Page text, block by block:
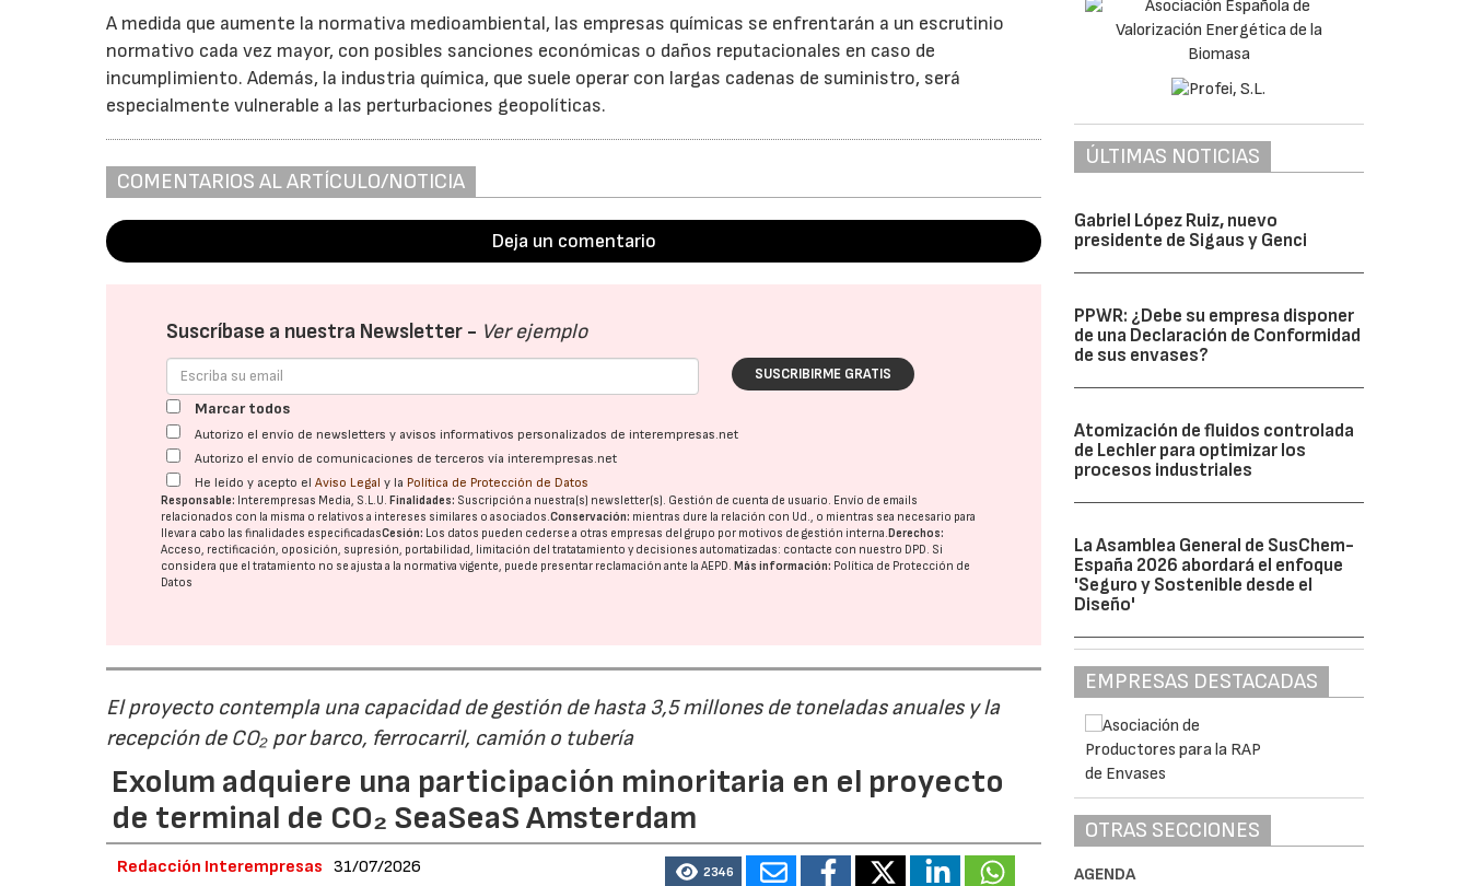
A medida que aumente la normativa medioambiental, las empresas químicas se enfrentarán a un escrutinio
normativo cada vez mayor, con posibles sanciones económicas o daños reputacionales en caso de
incumplimiento. Además, la industria química, que suele operar con largas cadenas de suministro, será
especialmente vulnerable a las perturbaciones geopolíticas.
COMENTARIOS AL ARTÍCULO/NOTICIA
Deja un comentario
Suscríbase a nuestra Newsletter - Ver ejemplo
SUSCRIBIRME GRATIS
Marcar todos
Autorizo el envío de newsletters y avisos informativos personalizados de interempresas.net
Autorizo el envío de comunicaciones de terceros vía interempresas.net
He leído y acepto elAviso Legal y la Política de Protección de Datos
Responsable: Interempresas Media, S.L.U.Finalidades: Suscripción a nuestra(s) newsletter(s). Gestión de cuenta de usuario. Envío de emails
relacionados con la misma o relativos a intereses similares o asociados.Conservación: mientras dure la relación con Ud., o mientras sea necesario para
llevar a cabo las finalidades especificadasCesión: Los datos pueden cederse a otras empresas del grupo por motivos de gestión interna.Derechos:
Acceso, rectificación, oposición, supresión, portabilidad, limitación del tratatamiento y decisiones automatizadas: contacte con nuestro DPD. Si
considera que el tratamiento no se ajusta a la normativa vigente, puede presentar reclamación ante laAEPD.Más información: Política de Protección de
Datos
El proyecto contempla una capacidad de gestión de hasta 3,5 millones de toneladas anuales y la
recepción de CO₂ por barco, ferrocarril, camión o tubería
Exolum adquiere una participación minoritaria en el proyecto
de terminal de CO₂ SeaSeaS Amsterdam
Redacción Interempresas 31/07/2026 2346
ÚLTIMAS NOTICIAS
Gabriel López Ruiz, nuevo
presidente de Sigaus y Genci
PPWR: ¿Debe su empresa disponer
de una Declaración de Conformidad
de sus envases?
Atomización de fluidos controlada
de Lechler para optimizar los
procesos industriales
La Asamblea General de SusChem-
España 2026 abordará el enfoque
'Seguro y Sostenible desde el
Diseño'
EMPRESAS DESTACADAS
OTRAS SECCIONES
AGENDA